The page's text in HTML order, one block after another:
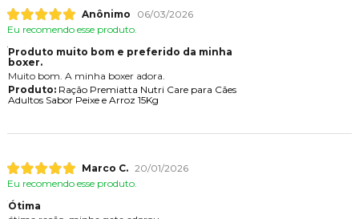
Anônimo
06/03/2026
Eu recomendo esse produto.
Produto muito bom e preferido da minha
boxer.
Muito bom. A minha boxer adora.
Produto:Ração Premiatta Nutri Care para Cães
Adultos Sabor Peixe e Arroz 15Kg
Marco C. 20/01/2026
Eu recomendo esse produto.
Ótima